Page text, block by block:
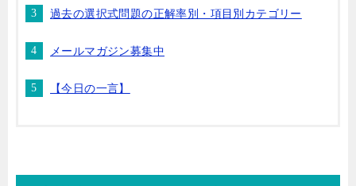
過去の選択式問題の正解率別・項目別カテゴリー
メールマガジン募集中
【今日の一言】